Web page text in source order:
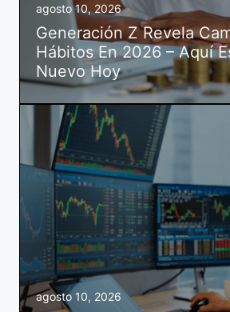
agosto 10, 2026
Generación Z Revela
Hábitos En 2026 – Aquí
Nuevo Hoy
agosto 10, 2026